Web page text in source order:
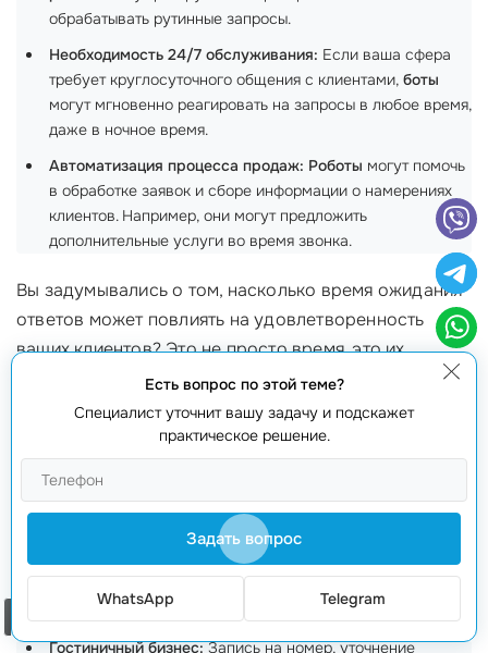
обрабатывать рутинные запросы.
Необходимость 24/7 обслуживания: Если ваша сфера
требует круглосуточного общения с клиентами, боты
могут мгновенно реагировать на запросы в любое время,
даже в ночное время.
Автоматизация процесса продаж: Роботы могут помочь
в обработке заявок и сборе информации о намерениях
клиентов. Например, они могут предложить
дополнительные услуги во время звонка.
Вы задумывались о том, насколько время ожидания
ответов может повлиять на удовлетворенность
ваших клиентов? Это не просто время, это их
впечатление о вашем сервисе!
2. Где использовать роботов?
Роботымогут быть эффективно внедрены в
различных сферах. Вот несколько примерных
для автоматизации рутинных задач.
Гостиничный бизнес:Запись на номер, уточнение
Есть вопрос по этой теме?
Специалист уточнит вашу задачу и подскажет
практическое решение.
Задать вопрос
WhatsApp Telegram
Заказать звонок